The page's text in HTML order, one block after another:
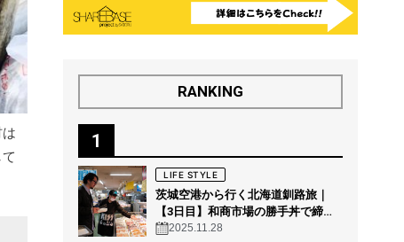
RANKING
1
LIFE STYLE
茨城空港から行く北海道釧路旅｜
【3日目】和商市場の勝手丼で締め
る“釧路の朝グルメ”
2025.11.28